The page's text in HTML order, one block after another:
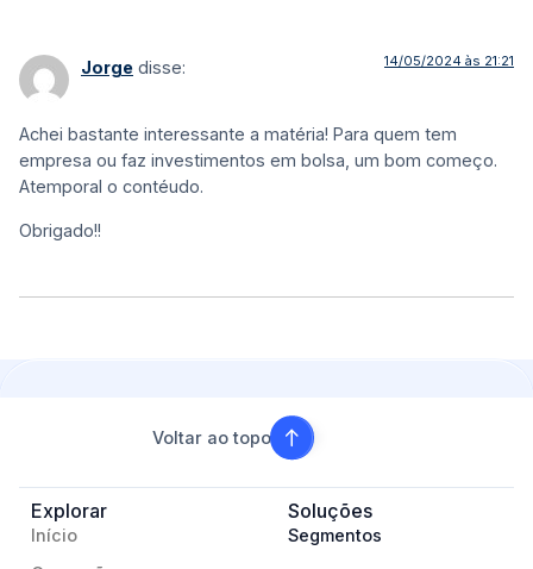
Jorge disse: 14/05/2024 às 21:21
Achei bastante interessante a matéria! Para quem tem
empresa ou faz investimentos em bolsa, um bom começo.
Atemporal o contéudo.
Obrigado!!
Voltar ao topo
Explorar
Início
Soluções
Segmentos